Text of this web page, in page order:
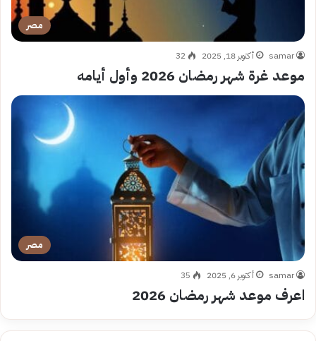
مصر
samar أكتوبر 18, 2025 32
موعد غرة شهر رمضان 2026 وأول أيامه
مصر
samar أكتوبر 6, 2025 35
اعرف موعد شهر رمضان 2026